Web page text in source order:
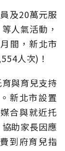
及20萬元服
人氣活動，
間，新北市
人次)！
與育兒支持
新北市設置
合與就近托
助家長因應
到府育兒指